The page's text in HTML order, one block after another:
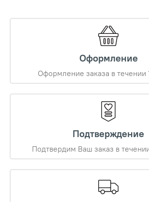
Оформление
Оформление заказа в течении
Подтверждение
Подтвердим Ваш заказ в